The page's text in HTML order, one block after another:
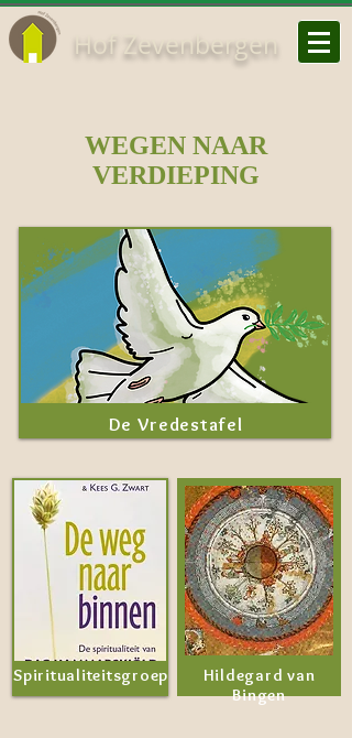
Hof Zevenbergen
WEGEN NAAR
VERDIEPING
De Vredestafel
Spiritualiteitsgroep
Hildegard van
Bingen